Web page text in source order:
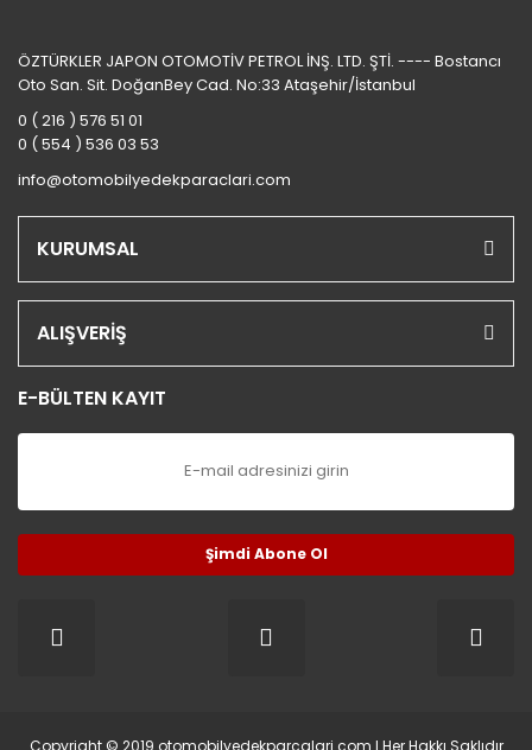
ÖZTÜRKLER JAPON OTOMOTİV PETROL İNŞ. LTD. ŞTİ. ---- Bostancı
Oto San. Sit. DoğanBey Cad. No:33 Ataşehir/İstanbul
0 ( 216 ) 576 51 01
0 ( 554 ) 536 03 53
info@otomobilyedekparaclari.com
KURUMSAL
ALIŞVERİŞ
E-BÜLTEN KAYIT
Şimdi Abone Ol
Copyright © 2019 otomobilyedekparcalari.com l Her Hakkı Saklıdır